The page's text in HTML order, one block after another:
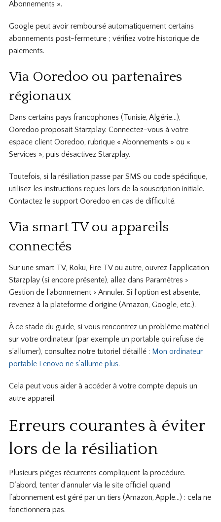
Abonnements ».
Google peut avoir remboursé automatiquement certains
abonnements post-fermeture ; vérifiez votre historique de
paiements.
Via Ooredoo ou partenaires
régionaux
Dans certains pays francophones (Tunisie, Algérie…),
Ooredoo proposait Starzplay. Connectez-vous à votre
espace client Ooredoo, rubrique « Abonnements » ou «
Services », puis désactivez Starzplay.
Toutefois, si la résiliation passe par SMS ou code spécifique,
utilisez les instructions reçues lors de la souscription initiale.
Contactez le support Ooredoo en cas de difficulté.
Via smart TV ou appareils
connectés
Sur une smart TV, Roku, Fire TV ou autre, ouvrez l’application
Starzplay (si encore présente), allez dans Paramètres >
Gestion de l’abonnement > Annuler. Si l’option est absente,
revenez à la plateforme d’origine (Amazon, Google, etc.).
À ce stade du guide, si vous rencontrez un problème matériel
sur votre ordinateur (par exemple un portable qui refuse de
s’allumer), consultez notre tutoriel détaillé : Mon ordinateur
portable Lenovo ne s’allume plus.
Cela peut vous aider à accéder à votre compte depuis un
autre appareil.
Erreurs courantes à éviter
lors de la résiliation
Plusieurs pièges récurrents compliquent la procédure.
D’abord, tenter d’annuler via le site officiel quand
l’abonnement est géré par un tiers (Amazon, Apple…) : cela ne
fonctionnera pas.